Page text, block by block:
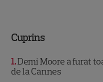
Cuprins
1 Demi Moore a furat
de la Cannes